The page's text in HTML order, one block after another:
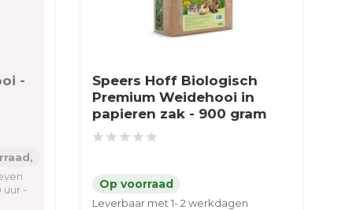
-
uur -
Speers Hoff Biologisch
Premium Weidehooi in
papieren zak - 900 gram
Leverbaar met 1- 2 werkdagen